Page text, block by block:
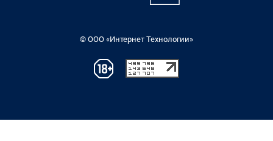
© ООО «Интернет Технологии»